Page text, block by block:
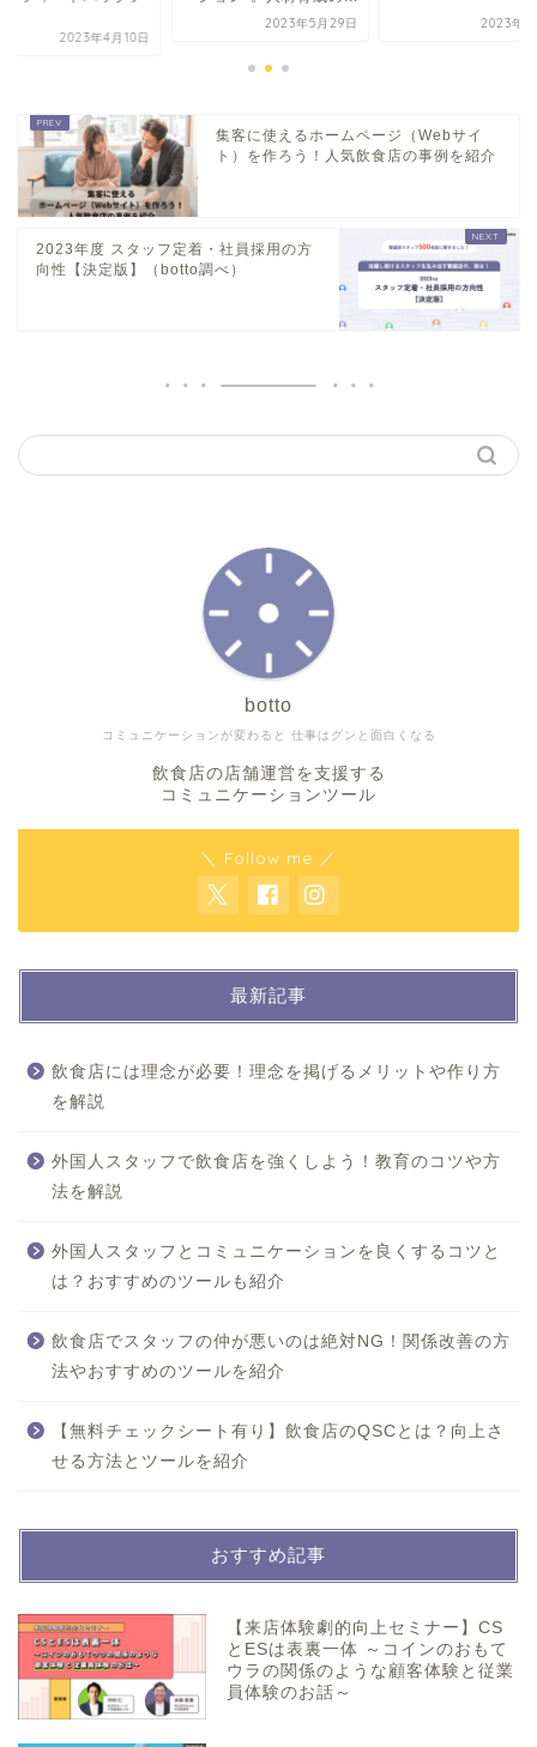
2023年4月10日
2023年5月29日 2023年7
集客に使えるホームページ（Webサイ
ト）を作ろう！人気飲食店の事例を紹介
2023年度 スタッフ定着・社員採用の方
向性【決定版】（botto調べ）
コミュニケーションが変わると 仕事はグンと面白くなる
botto
飲食店の店舗運営を支援する
コミュニケーションツール
＼ Follow me ／
最新記事
飲食店には理念が必要！理念を掲げるメリットや作り方
を解説
外国人スタッフで飲食店を強くしよう！教育のコツや方
法を解説
外国人スタッフとコミュニケーションを良くするコツと
は？おすすめのツールも紹介
飲食店でスタッフの仲が悪いのは絶対NG！関係改善の方
法やおすすめのツールを紹介
【無料チェックシート有り】飲食店のQSCとは？向上さ
せる方法とツールを紹介
おすすめ記事
【来店体験劇的向上セミナー】CS
とESは表裏一体 ～コインのおもて
ウラの関係のような顧客体験と従業
員体験のお話～